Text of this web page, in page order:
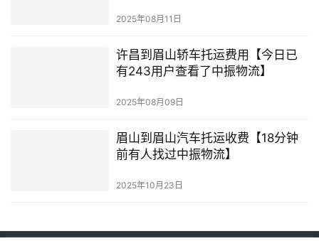
2025年08月11日
许昌到眉山轿车托运费用【今日已
有243用户查看了中振物流】
2025年08月09日
眉山到眉山汽车托运收费【18分钟
前有人找过中振物流】
2025年10月23日